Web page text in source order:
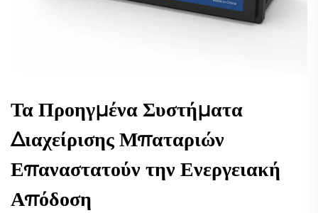
Τα Προηγμένα Συστήματα
Διαχείρισης Μπαταριών
Επαναστατούν την Ενεργειακή
Απόδοση